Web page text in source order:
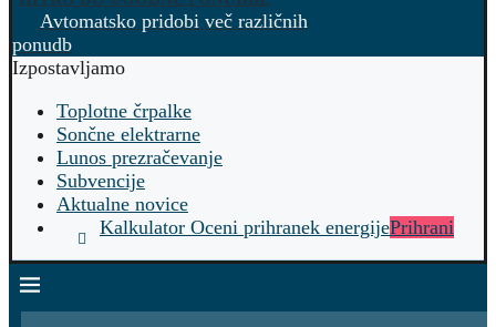
Avtomatsko pridobi več različnih
ponudb
Izpostavljamo
Toplotne črpalke
Sončne elektrarne
Lunos prezračevanje
Subvencije
Aktualne novice
Kalkulator Oceni prihranek energijePrihrani